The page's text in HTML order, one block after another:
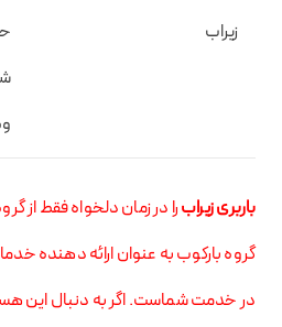
زیراب
باربری زیرابرا در زمان دلخواه فقط از
گروه بارکوب به عنوان ارائه دهنده
در خدمت شماست. اگر به دنبال این